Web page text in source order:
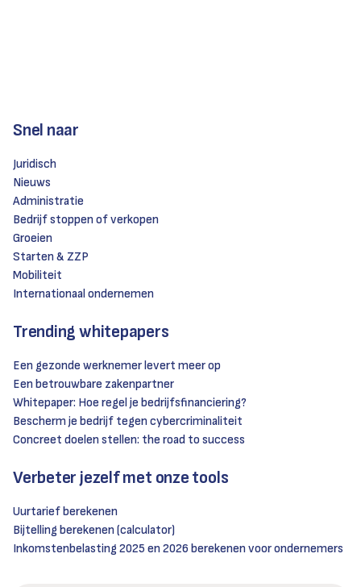
Snel naar
Juridisch
Nieuws
Administratie
Bedrijf stoppen of verkopen
Groeien
Starten & ZZP
Mobiliteit
Internationaal ondernemen
Trending whitepapers
Een gezonde werknemer levert meer op
Een betrouwbare zakenpartner
Whitepaper: Hoe regel je bedrijfsfinanciering?
Bescherm je bedrijf tegen cybercriminaliteit
Concreet doelen stellen: the road to success
Verbeter jezelf met onze tools
Uurtarief berekenen
Bijtelling berekenen (calculator)
Inkomstenbelasting 2025 en 2026 berekenen voor ondernemers